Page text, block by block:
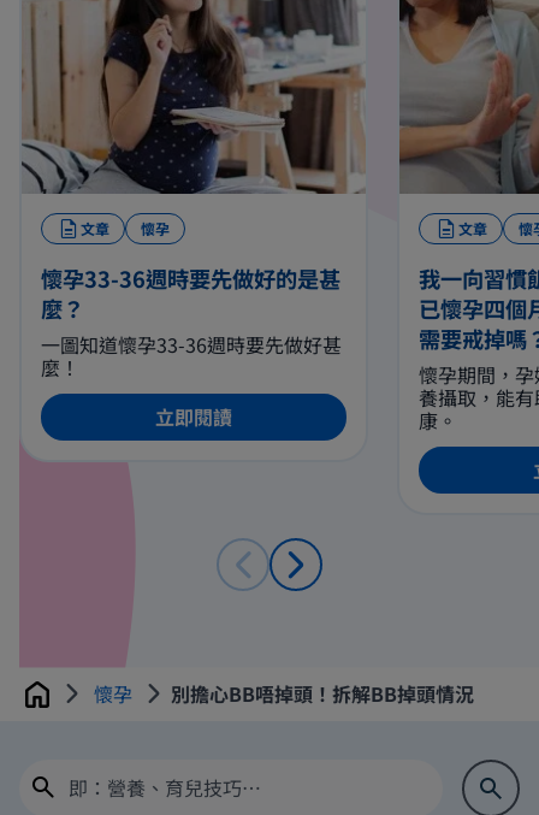
文章 懷孕
懷孕33-36週時要先做好的是甚
麼？
一圖知道懷孕33-36週時要先做好甚
麼！
立即閱讀
文章 懷
我一向習慣
已懷孕四個
需要戒掉嗎
懷孕期間，
養攝取，能
康。
Home 懷孕 別擔心BB唔掉頭！拆解BB掉頭情況